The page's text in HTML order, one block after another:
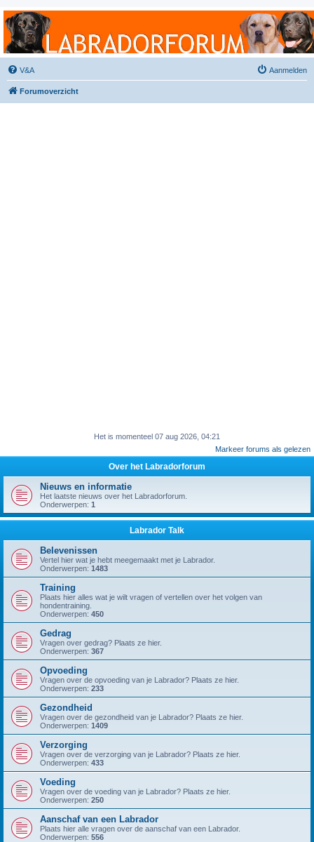
Labradorforum
Het gezelligste Labradorforum van Nederland en België!
V&A Aanmelden
Forumoverzicht
Het is momenteel 07 aug 2026, 04:21
Markeer forums als gelezen
Over het Labradorforum
Nieuws en informatie
Het laatste nieuws over het Labradorforum.
Onderwerpen: 1
Labrador Talk
Belevenissen
Vertel hier wat je hebt meegemaakt met je Labrador.
Onderwerpen: 1483
Training
Plaats hier alles wat je wilt vragen of vertellen over het volgen van
hondentraining.
Onderwerpen: 450
Gedrag
Vragen over gedrag? Plaats ze hier.
Onderwerpen: 367
Opvoeding
Vragen over de opvoeding van je Labrador? Plaats ze hier.
Onderwerpen: 233
Gezondheid
Vragen over de gezondheid van je Labrador? Plaats ze hier.
Onderwerpen: 1409
Verzorging
Vragen over de verzorging van je Labrador? Plaats ze hier.
Onderwerpen: 433
Voeding
Vragen over de voeding van je Labrador? Plaats ze hier.
Onderwerpen: 250
Aanschaf van een Labrador
Plaats hier alle vragen over de aanschaf van een Labrador.
Onderwerpen: 556